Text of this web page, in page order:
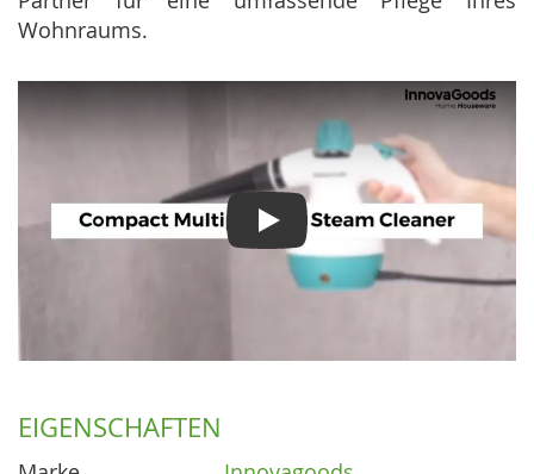
Wohnraums.
Play
EIGENSCHAFTEN